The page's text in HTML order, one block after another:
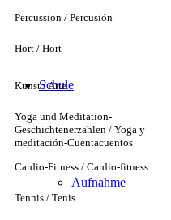
Schule
Aufnahme
Percussion / Percusión
Hort / Hort
Kunst / Arte
Yoga und Meditation-
Geschichtenerzählen / Yoga y
meditación-Cuentacuentos
Cardio-Fitness / Cardio-fitness
Tennis / Tenis